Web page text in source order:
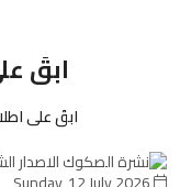
ابقَ
ابقَ على